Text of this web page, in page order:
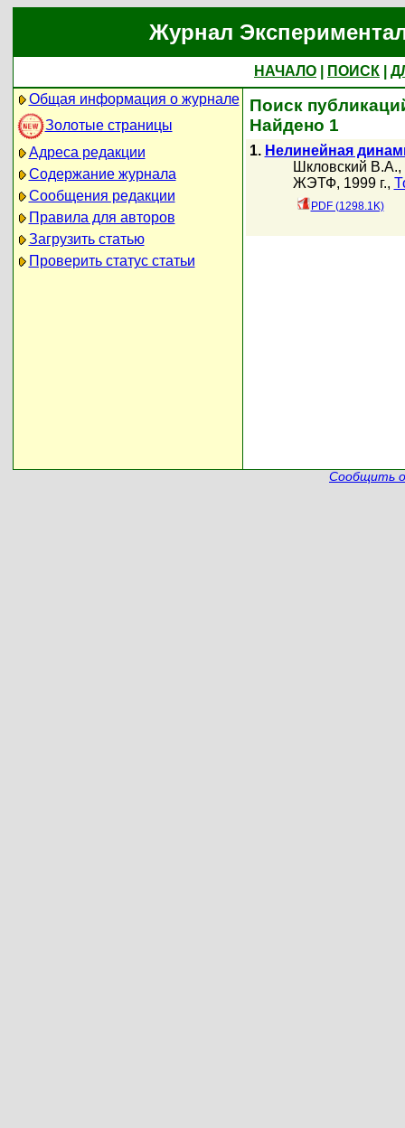
Журнал
НАЧАЛО ПОИСК
Общая информация о журнале
Золотые страницы
Адреса редакции
Содержание журнала
Сообщения редакции
Правила для авторов
Загрузить статью
Проверить статус статьи
Поиск
Найдено 1
1. Нелинейная
Шкловский В.А.,
ЖЭТФ, 1999 г.,
PDF (1298.1K)
Сообщить о